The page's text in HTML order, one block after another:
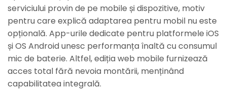
serviciului provin de pe mobile și dispozitive, motiv
pentru care explică adaptarea pentru mobil nu este
opțională. App-urile dedicate pentru platformele iOS
și OS Android unesc performanța înaltă cu consumul
mic de baterie. Altfel, ediția web mobile furnizează
acces total fără nevoia montării, menținând
capabilitatea integrală.